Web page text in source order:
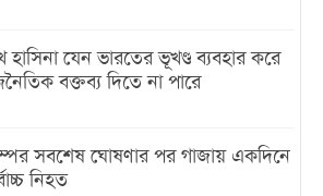
হাসিনা যেন ভারতের ভূখণ্ড ব্যবহার করে
বক্তব্য দিতে না পারে
সবশেষ ঘোষণার পর গাজায় একদিনে
নিহত